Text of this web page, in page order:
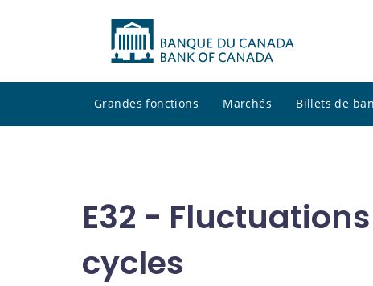
Grandes fonctions Marchés Billets de
E32 -
cycles